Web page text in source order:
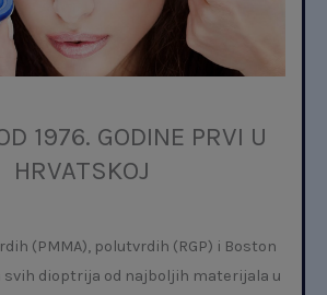
1976. GODINE PRVI U
HRVATSKOJ
(PMMA), polutvrdih (RGP) i Boston
dioptrija od najboljih materijala u